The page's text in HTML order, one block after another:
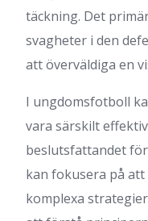
täckning. Det
svagheter i den
att överväldiga en
I ungdomsfotboll
vara särskilt
beslutsfattandet
kan fokusera på
komplexa